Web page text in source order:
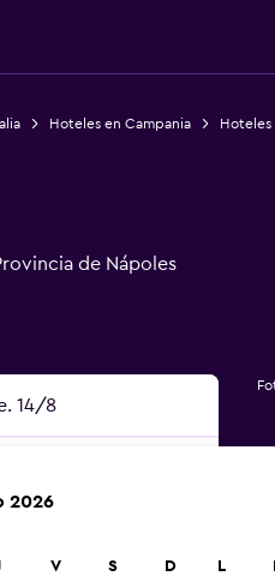
Hoteles en Campania Hoteles
de Nápoles
14/8
2026
V S D L